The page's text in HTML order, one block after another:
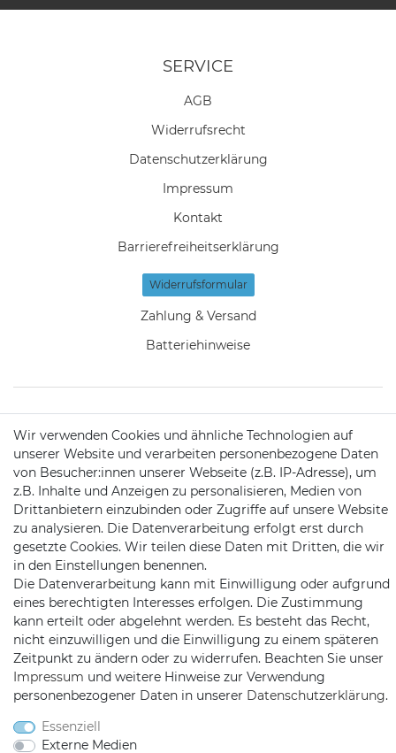
SERVICE
AGB
Widerrufs­recht
Daten­schutz­erklärung
Impressum
Kontakt
Barrierefreiheitserklärung
Widerrufs­formular
Zahlung & Versand
Batteriehinweise
KONTAKT
Telefon:09721 / 9453362
Mail:info@satshopping.de
Kopenhagenstr. 4
97424 Schweinfurt
Wir verwenden Cookies und ähnliche Technologien auf
unserer Website und verarbeiten personenbezogene Daten
von Besucher:innen unserer Webseite (z.B. IP-Adresse), um
z.B. Inhalte und Anzeigen zu personalisieren, Medien von
Drittanbietern einzubinden oder Zugriffe auf unsere Website
zu analysieren. Die Datenverarbeitung erfolgt erst durch
gesetzte Cookies. Wir teilen diese Daten mit Dritten, die wir
in den Einstellungen benennen.
Die Datenverarbeitung kann mit Einwilligung oder aufgrund
eines berechtigten Interesses erfolgen. Die Zustimmung
kann erteilt oder abgelehnt werden. Es besteht das Recht,
nicht einzuwilligen und die Einwilligung zu einem späteren
Zeitpunkt zu ändern oder zu widerrufen. Beachten Sie unser
Impressum und weitere Hinweise zur Verwendung
personenbezogener Daten in unserer Daten­schutz­erklärung.
Essenziell
Externe Medien